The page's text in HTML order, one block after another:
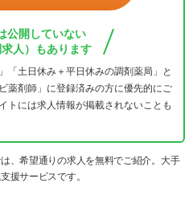
公開していない
人）もあります
「土日休み＋平日休みの調剤薬局」と
薬剤師」に登録済みの方に優先的にご
トには求人情報が掲載されないことも
、希望通りの求人を無料でご紹介。大手
援サービスです。